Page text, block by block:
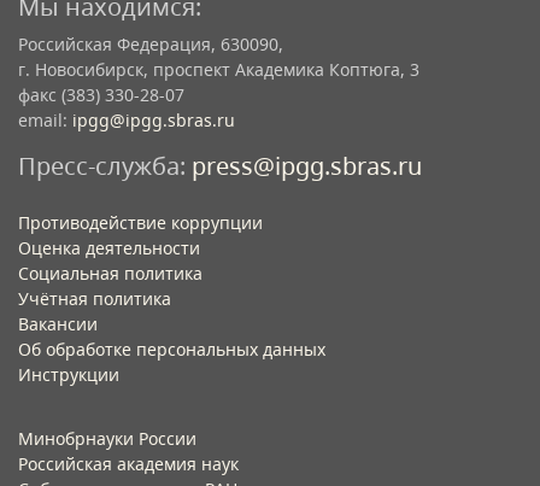
Российская Федерация, 630090,
г. Новосибирск, проспект Академика Коптюга, 3
факс (383) 330-28-07
email: ipgg@ipgg.sbras.ru
Пресс-служба: press@ipgg.sbras.ru
Противодействие коррупции
Оценка деятельности
Социальная политика
Учётная политика​
Вакансии​
Об обработке персональных данных​
Инструкции​
Минобрнауки России
Российская академия наук